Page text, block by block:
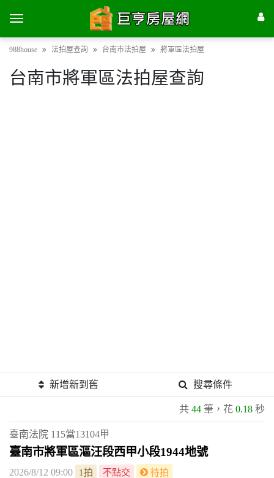
988house 法拍屋查詢 台南市法拍屋 將軍區法拍屋
台南市將軍區法拍屋查詢
新增新到舊 搜尋條件
共 44 筆，花 0.18 秒
臺南法院 115當13104甲
臺南市將軍區漚汪段西甲小段1944地號
2026/8/12 09:00 1拍 不點交 待拍